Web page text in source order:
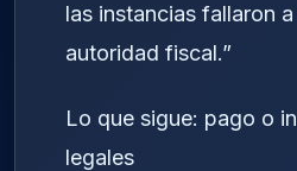
las instancias fallaron
autoridad fiscal.”
Lo que sigue: pago o
legales